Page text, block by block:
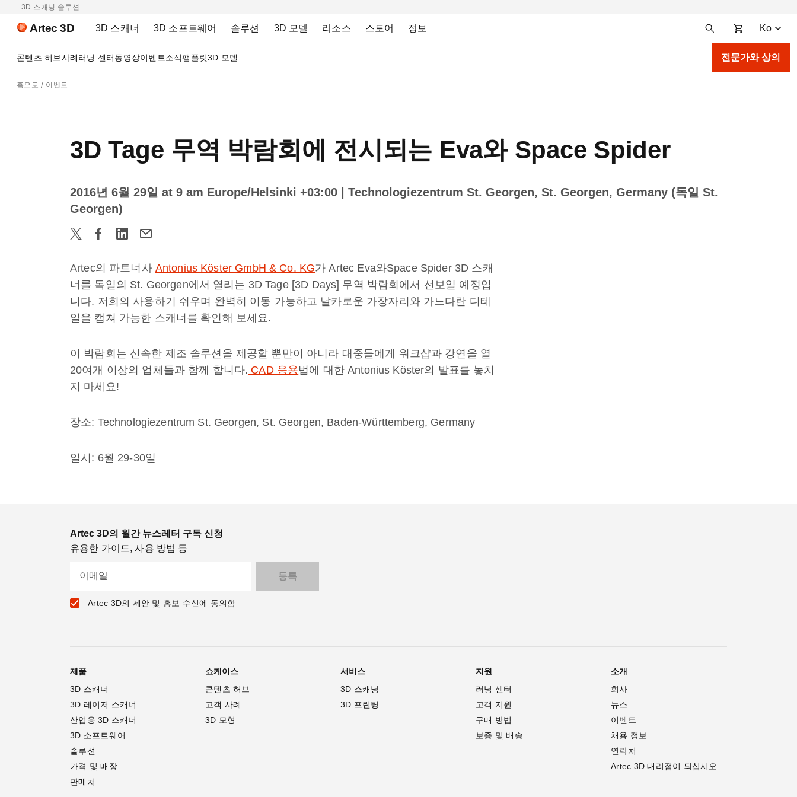
3D 스캐닝 솔루션
Artec 3D 3D 스캐너 3D 소프트웨어 솔루션 3D 모델 리소스 스토어 정보 Ko
콘텐츠 허브사례러닝 센터동영상이벤트소식팸플릿3D 모델 전문가와 상의
홈으로 이벤트
3D Tage 무역 박람회에 전시되는 Eva와 Space Spider
2016년 6월 29일 at 9 am Europe/Helsinki +03:00
| Technologiezentrum St. Georgen, St. Georgen, Germany (독일 St.
Georgen)
Artec의 파트너사 Antonius Köster GmbH & Co. KG가 Artec Eva와Space Spider 3D 스캐
너를 독일의 St. Georgen에서 열리는 3D Tage [3D Days] 무역 박람회에서 선보일 예정입
니다. 저희의 사용하기 쉬우며 완벽히 이동 가능하고 날카로운 가장자리와 가느다란 디테
일을 캡쳐 가능한 스캐너를 확인해 보세요.
이 박람회는 신속한 제조 솔루션을 제공할 뿐만이 아니라 대중들에게 워크샵과 강연을 열
20여개 이상의 업체들과 함께 합니다. CAD 응용법에 대한 Antonius Köster의 발표를 놓치
지 마세요!
장소: Technologiezentrum St. Georgen, St. Georgen, Baden-Württemberg, Germany
일시: 6월 29-30일
Artec 3D의 월간 뉴스레터 구독 신청
유용한 가이드, 사용 방법 등
이메일
Artec 3D의 제안 및 홍보 수신에 동의함
제품
3D 스캐너
3D 레이저 스캐너
산업용 3D 스캐너
3D 소프트웨어
솔루션
가격 및 매장
판매처
쇼케이스
콘텐츠 허브
고객 사례
3D 모형
서비스
3D 스캐닝
3D 프린팅
지원
러닝 센터
고객 지원
구매 방법
보증 및 배송
소개
회사
뉴스
이벤트
채용 정보
연락처
Artec 3D 대리점이 되십시오